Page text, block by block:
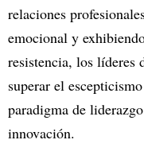
relaciones
emocional y
resistencia, los líderes
superar el
paradigma de
innovación.